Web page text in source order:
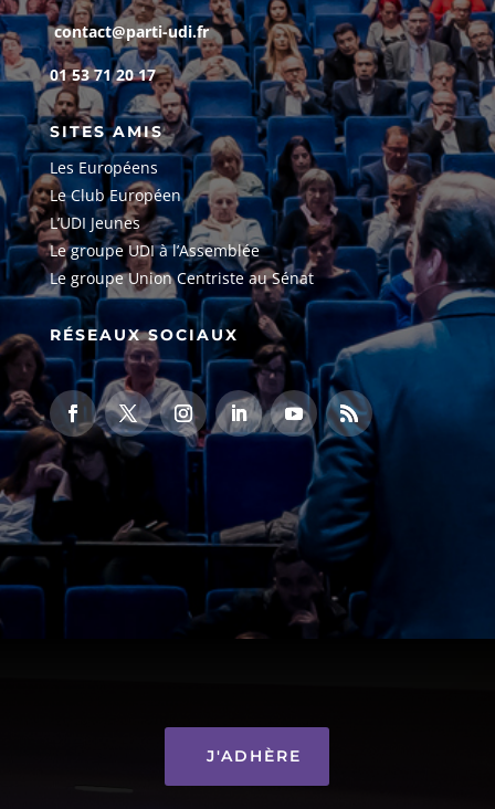
contact@parti-udi.fr
01 53 71 20 17
SITES AMIS
Les Européens
Le Club Européen
L’UDI Jeunes
Le groupe UDI à l’Assemblée
Le groupe Union Centriste au Sénat
RÉSEAUX SOCIAUX
J'ADHÈRE